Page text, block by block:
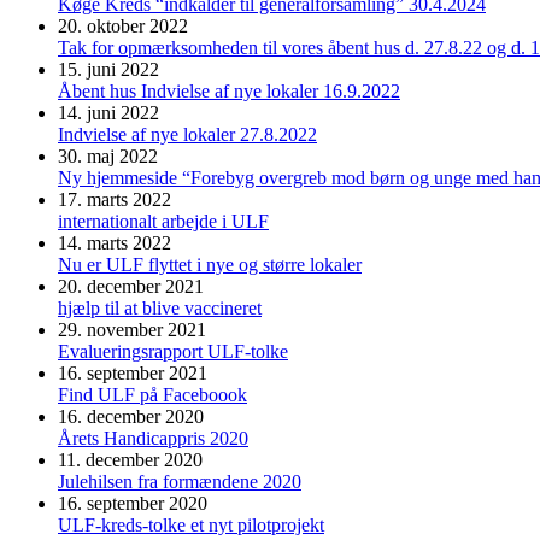
Køge Kreds “indkalder til generalforsamling” 30.4.2024
20. oktober 2022
Tak for opmærksomheden til vores åbent hus d. 27.8.22 og d.
15. juni 2022
Åbent hus Indvielse af nye lokaler 16.9.2022
14. juni 2022
Indvielse af nye lokaler 27.8.2022
30. maj 2022
Ny hjemmeside “Forebyg overgreb mod børn og unge med
17. marts 2022
internationalt arbejde i ULF
14. marts 2022
Nu er ULF flyttet i nye og større lokaler
20. december 2021
hjælp til at blive vaccineret
29. november 2021
Evalueringsrapport ULF-tolke
16. september 2021
Find ULF på Faceboook
16. december 2020
Årets Handicappris 2020
11. december 2020
Julehilsen fra formændene 2020
16. september 2020
ULF-kreds-tolke et nyt pilotprojekt